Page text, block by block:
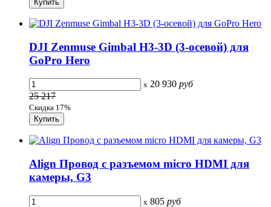
DJI Zenmuse Gimbal H3-3D (3-осевой) для
GoPro Hero
x 20 930 руб
25 217
Скидка 17%
Align Провод с разъемом micro HDMI для
камеры, G3
x 805 руб